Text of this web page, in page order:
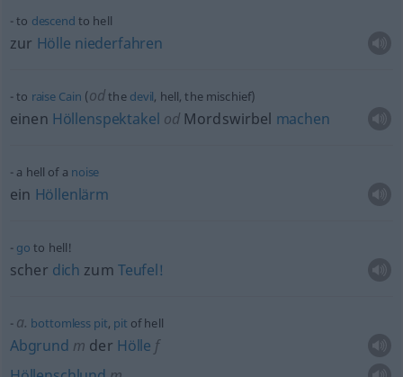
to descend to hell
zur Hölle niederfahren
to raise Cain (odthe devil, hell, the mischief)
einen Höllenspektakel odMordswirbel machen
a hell of a noise
ein Höllenlärm
go to hell!
scher dich zum Teufel!
a. bottomless pit, pit of hell
Abgrund m der Hölle f